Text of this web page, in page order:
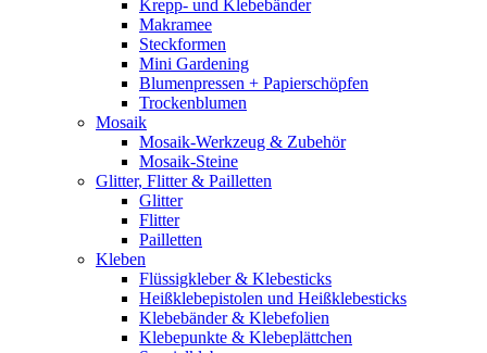
Krepp- und Klebebänder
Makramee
Steckformen
Mini Gardening
Blumenpressen + Papierschöpfen
Trockenblumen
Mosaik
Mosaik-Werkzeug & Zubehör
Mosaik-Steine
Glitter, Flitter & Pailletten
Glitter
Flitter
Pailletten
Kleben
Flüssigkleber & Klebesticks
Heißklebepistolen und Heißklebesticks
Klebebänder & Klebefolien
Klebepunkte & Klebeplättchen